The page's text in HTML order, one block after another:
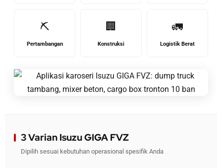
⛏️
Pertambangan
🏢
Konstruksi
🚛
Logistik Berat
3 Varian Isuzu GIGA FVZ
Dipilih sesuai kebutuhan operasional spesifik Anda